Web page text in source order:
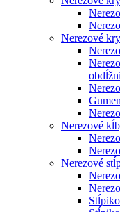
Nerezové
Nerezové
Nerezové